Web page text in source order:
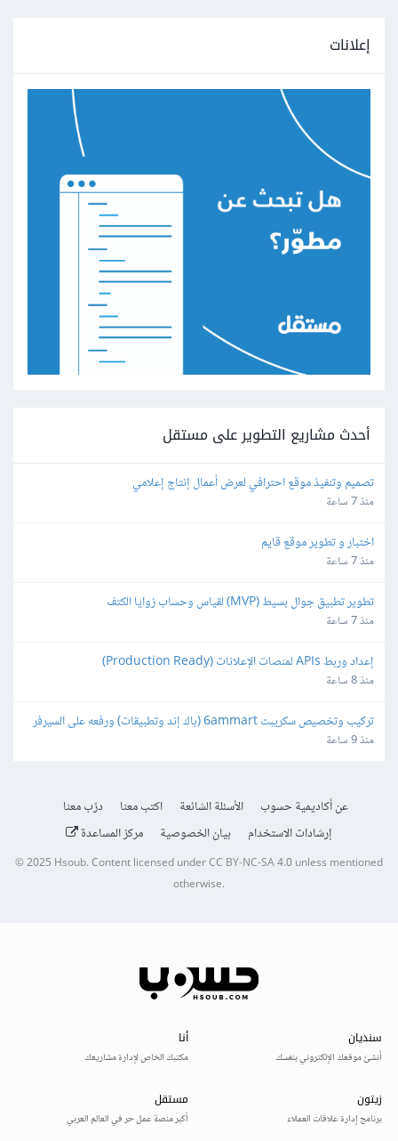
إعلانات
أحدث مشاريع التطوير على مستقل
تصميم وتنفيذ موقع احترافي لعرض أعمال إنتاج إعلامي
منذ 7 ساعة
اختبار و تطوير موقع قايم
منذ 7 ساعة
تطوير تطبيق جوال بسيط (MVP) لقياس وحساب زوايا الكتف
منذ 7 ساعة
إعداد وربط APIs لمنصات الإعلانات (Production Ready)
منذ 8 ساعة
تركيب وتخصيص سكريبت 6ammart (باك إند وتطبيقات) ورفعه على السيرفر
والمتجر
منذ 9 ساعة
عن أكاديمية حسوب الأسئلة الشائعة اكتب معنا
درّب معنا
إرشادات الاستخدام
بيان الخصوصية مركز المساعدة
© 2025 Hsoub.Content licensed underCC BY-NC-SA 4.0unless mentioned
otherwise.